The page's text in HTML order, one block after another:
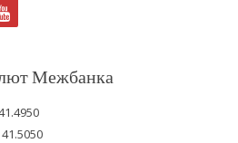
y
u
u
Межбанка